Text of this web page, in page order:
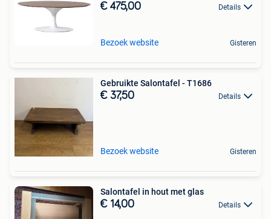
€ 475,00 Details
Bezoek website Gisteren
Gebruikte Salontafel - T1686
€ 37,50 Details
Bezoek website Gisteren
Salontafel in hout met glas
€ 14,00 Details